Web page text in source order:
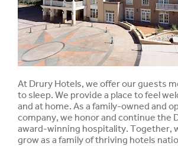
At Drury Hotels, we offer our guests
to sleep. We provide a place to feel
and at home. As a family-owned and
company, we honor and continue the
award-winning hospitality. Together,
grow as a family of thriving hotels